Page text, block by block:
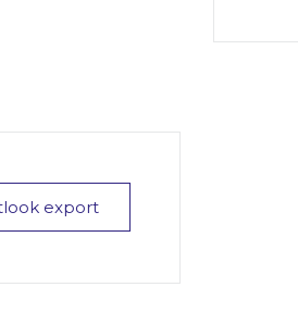
export